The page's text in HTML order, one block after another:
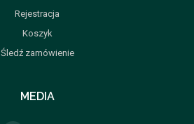
Rejestracja
Koszyk
Śledź zamówienie
MEDIA